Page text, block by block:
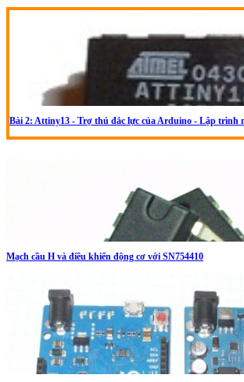
Bài 2: Attiny13 - Trợ thủ đắc lực của Arduino - Lập trình
Mạch cầu H và điều khiển động cơ với SN754410